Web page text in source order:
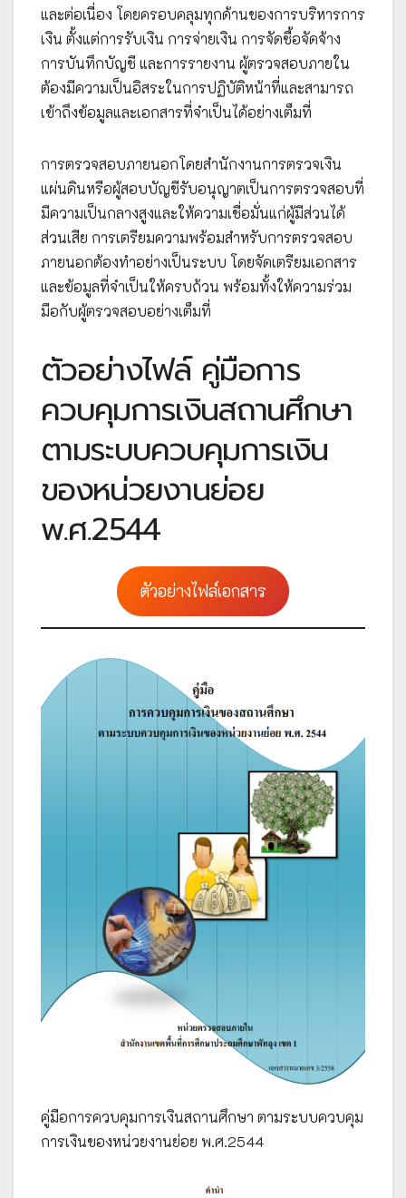
และต่อเนื่อง โดยครอบคลุมทุกด้านของการบริหารการ
เงิน ตั้งแต่การรับเงิน การจ่ายเงิน การจัดซื้อจัดจ้าง
การบันทึกบัญชี และการรายงาน ผู้ตรวจสอบภายใน
ต้องมีความเป็นอิสระในการปฏิบัติหน้าที่และสามารถ
เข้าถึงข้อมูลและเอกสารที่จำเป็นได้อย่างเต็มที่
การตรวจสอบภายนอกโดยสำนักงานการตรวจเงิน
แผ่นดินหรือผู้สอบบัญชีรับอนุญาตเป็นการตรวจสอบที่
มีความเป็นกลางสูงและให้ความเชื่อมั่นแก่ผู้มีส่วนได้
ส่วนเสีย การเตรียมความพร้อมสำหรับการตรวจสอบ
ภายนอกต้องทำอย่างเป็นระบบ โดยจัดเตรียมเอกสาร
และข้อมูลที่จำเป็นให้ครบถ้วน พร้อมทั้งให้ความร่วม
มือกับผู้ตรวจสอบอย่างเต็มที่
ตัวอย่างไฟล์ คู่มือการ
ควบคุมการเงินสถานศึกษา
ตามระบบควบคุมการเงิน
ของหน่วยงานย่อย
พ.ศ.2544
ตัวอย่างไฟล์เอกสาร
คู่มือการควบคุมการเงินสถานศึกษา ตามระบบควบคุม
การเงินของหน่วยงานย่อย พ.ศ.2544